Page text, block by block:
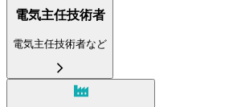
電気主任技術者
電気主任技術者など